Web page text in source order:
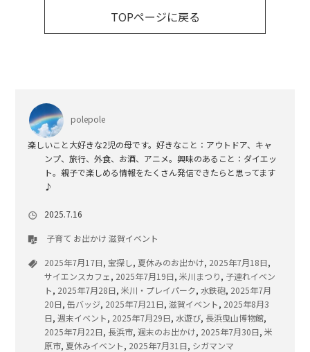
TOPページに戻る
polepole
楽しいこと大好きな2児の母です。好きなこと：アウトドア、キャ
ンプ、旅行、外食、お酒、アニメ。興味のあること：ダイエッ
ト。親子で楽しめる情報をたくさん発信できたらと思ってます
♪
2025.7.16
子育て お出かけ 滋賀イベント
2025年7月17日, 宝探し, 夏休みのお出かけ, 2025年7月18日,
サイエンスカフェ , 2025年7月19日,米川まつり, 子連れイベン
ト, 2025年7月28日,米川・プレイパーク,水鉄砲, 2025年7月
20日,缶バッジ, 2025年7月21日,滋賀イベント, 2025年8月3
日,週末イベント, 2025年7月29日,水遊び, 長浜曳山博物館,
2025年7月22日, 長浜市,週末のお出かけ, 2025年7月30日,米
原市, 夏休みイベント, 2025年7月31日, シガマンマ